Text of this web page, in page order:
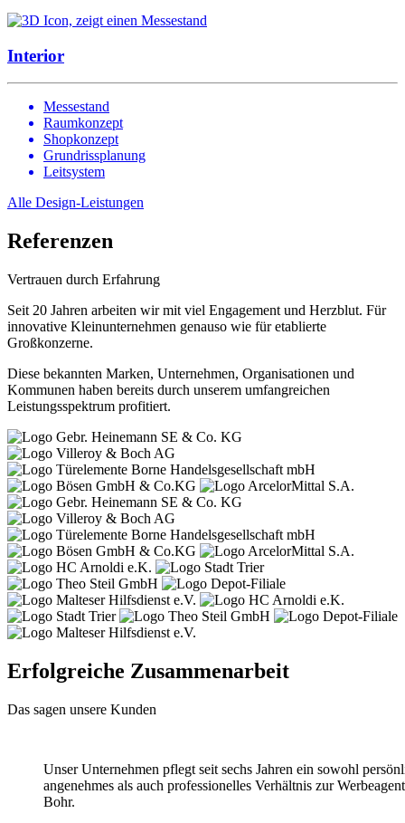
Interior
Messestand
Raumkonzept
Shopkonzept
Grundrissplanung
Leitsystem
Alle Design-Leistungen
Referenzen
Vertrauen durch Erfahrung
Seit 20 Jahren arbeiten wir mit viel Engagement und Herzblut. Für
innovative Kleinunternehmen genauso wie für etablierte
Großkonzerne.
Diese bekannten Marken, Unternehmen, Organisationen und
Kommunen haben bereits durch unserem umfangreichen
Leistungsspektrum profitiert.
Erfolgreiche Zusammenarbeit
Das sagen unsere Kunden
Unser Unternehmen pflegt seit sechs Jahren ein sowohl
angenehmes als auch professionelles Verhältnis zur
Bohr.